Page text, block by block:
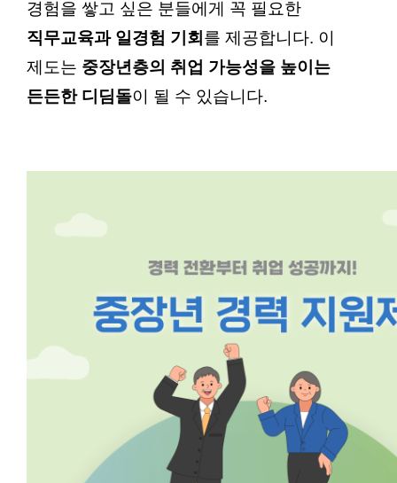
경험을 쌓고 싶은 분들에게 꼭 필요한
직무교육과 일경험 기회 를 제공합니다. 이
제도는 중장년층의 취업 가능성을 높이는
든든한 디딤돌이 될 수 있습니다.